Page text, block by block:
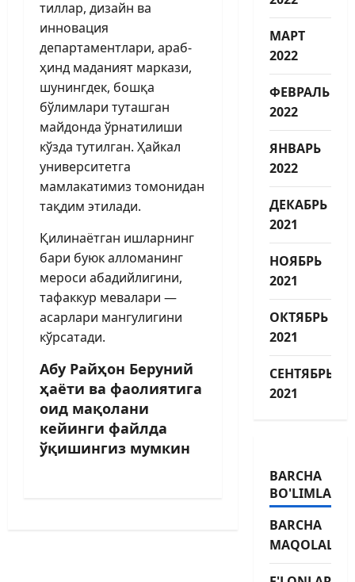
тиллар, дизайн ва
инновация
департаментлари, араб-
ҳинд маданият маркази,
шунингдек, бошқа
бўлимлари туташган
майдонда ўрнатилиши
кўзда тутилган. Ҳайкал
университетга
мамлакатимиз томонидан
тақдим этилади.
Қилинаётган ишларнинг
бари буюк алломанинг
мероси абадийлигини,
тафаккур мевалари —
асарлари мангулигини
кўрсатади.
Абу Райҳон Беруний
ҳаёти ва фаолиятига
оид мақолани
кейинги файлда
ўқишингиз мумкин
МАРТ
2022
ФЕВРАЛЬ
2022
ЯНВАРЬ
2022
ДЕКАБРЬ
2021
НОЯБРЬ
2021
ОКТЯБРЬ
2021
СЕНТЯБРЬ
2021
BARCHA
BO'LIMLAR
BARCHA
MAQOLALAR